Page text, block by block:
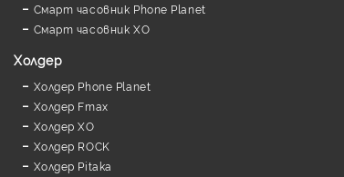
Смарт часовник Phone Planet
Смарт часовник XO
Холдер
Холдер Phone Planet
Холдер Fmax
Холдер XO
Холдер ROCK
Холдер Pitaka